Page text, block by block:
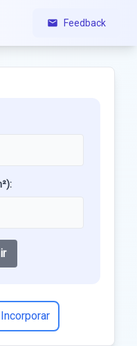
Feedback
Incorporar